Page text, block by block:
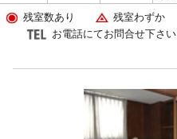
残室数あり 残室わずか
お電話にてお問合せ下さい